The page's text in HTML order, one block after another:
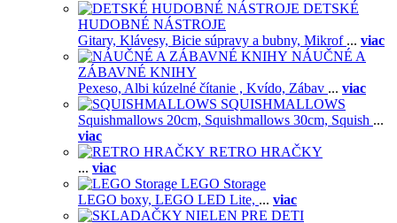
DETSKÉ
HUDOBNÉ NÁSTROJE
Gitary, Klávesy, Bicie súpravy a bubny, Mikrof ... viac
NÁUČNÉ A
ZÁBAVNÉ KNIHY
Pexeso, Albi kúzelné čítanie , Kvído, Zábav ... viac
SQUISHMALLOWS
Squishmallows 20cm, Squishmallows 30cm, Squish ...
viac
RETRO HRAČKY
... viac
LEGO Storage
LEGO boxy, LEGO LED Lite, ... viac